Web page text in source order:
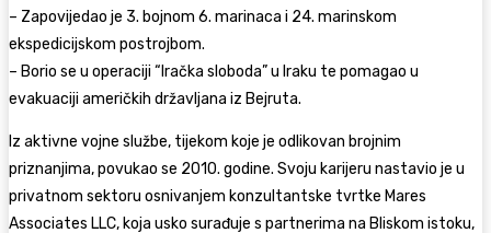
– Zapovijedao je 3. bojnom 6. marinaca i 24. marinskom
ekspedicijskom postrojbom.
– Borio se u operaciji “Iračka sloboda” u Iraku te pomagao u
evakuaciji američkih državljana iz Bejruta.
Iz aktivne vojne službe, tijekom koje je odlikovan brojnim
priznanjima, povukao se 2010. godine. Svoju karijeru nastavio je u
privatnom sektoru osnivanjem konzultantske tvrtke Mares
Associates LLC, koja usko surađuje s partnerima na Bliskom istoku,